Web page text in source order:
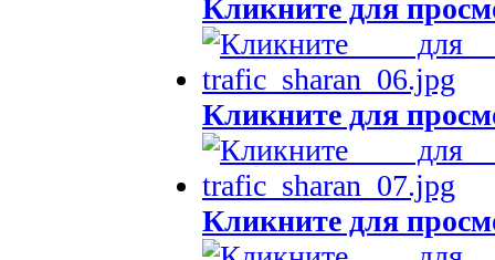
Кликните для
Кликните для
Кликните для